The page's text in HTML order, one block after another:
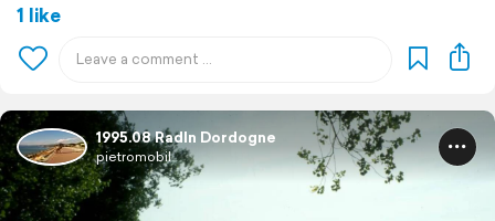
1 like
1995.08 Radln Dordogne
pietromobil